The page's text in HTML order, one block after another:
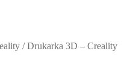
/Drukarka 3D – Creality